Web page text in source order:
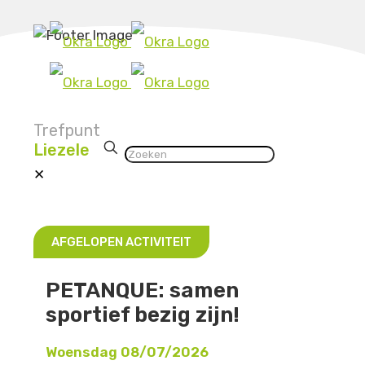
Trefpunt
Liezele
✕
AFGELOPEN ACTIVITEIT
PETANQUE: samen
sportief bezig zijn!
Woensdag 08/07/2026